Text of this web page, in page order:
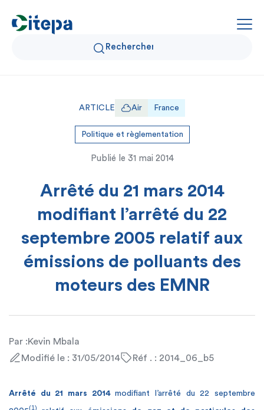
Qui sommes-nous ?
Données Air et Climat
Expertise et solutions
ARTICLE Air France
Politique et règlementation
Publié le 31 mai 2014
Arrêté du 21 mars 2014
modifiant l’arrêté du 22
septembre 2005 relatif aux
émissions de polluants des
moteurs des EMNR
Par :Kevin Mbala
Modifié le : 31/05/2014
Réf . : 2014_06_b5
Arrêté du 21 mars 2014modifiant l’arrêté du 22 septembre
(1)